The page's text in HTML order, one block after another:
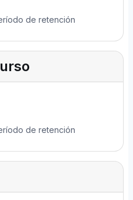
de retención
de retención